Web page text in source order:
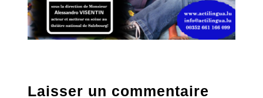
Laisser un commentaire